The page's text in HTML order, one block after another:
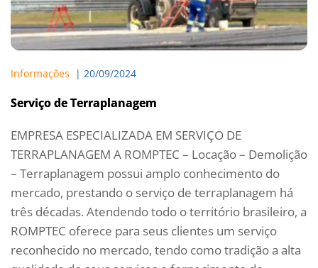
Informações
  |
20/09/2024
Serviço de Terraplanagem
EMPRESA ESPECIALIZADA EM SERVIÇO DE
TERRAPLANAGEM A ROMPTEC – Locação – Demolição
– Terraplanagem possui amplo conhecimento do
mercado, prestando o serviço de terraplanagem há
três décadas. Atendendo todo o território brasileiro, a
ROMPTEC oferece para seus clientes um serviço
reconhecido no mercado, tendo como tradição a alta